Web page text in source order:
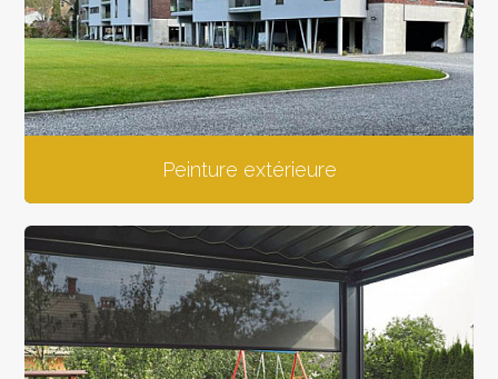
Peinture extérieure